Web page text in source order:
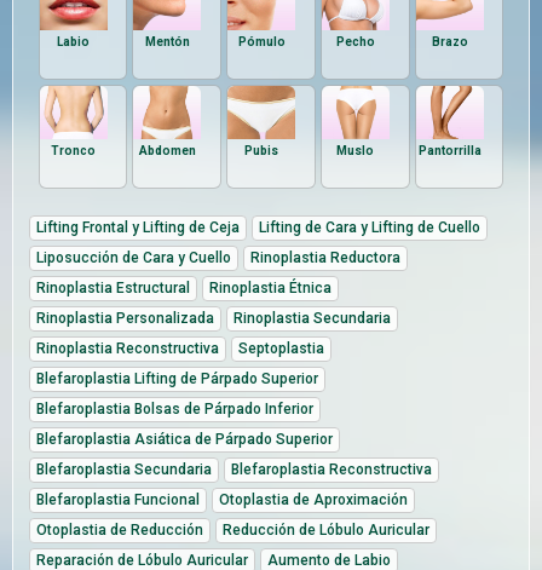
Labio Mentón Pómulo Pecho Brazo
Tronco Abdomen Pubis Muslo Pantorrilla
Lifting Frontal y Lifting de Ceja
Lifting de Cara y Lifting de Cuello
Liposucción de Cara y Cuello
Rinoplastia Reductora
Rinoplastia Estructural
Rinoplastia Étnica
Rinoplastia Personalizada
Rinoplastia Secundaria
Rinoplastia Reconstructiva
Septoplastia
Blefaroplastia Lifting de Párpado Superior
Blefaroplastia Bolsas de Párpado Inferior
Blefaroplastia Asiática de Párpado Superior
Blefaroplastia Secundaria
Blefaroplastia Reconstructiva
Blefaroplastia Funcional
Otoplastia de Aproximación
Otoplastia de Reducción
Reducción de Lóbulo Auricular
Reparación de Lóbulo Auricular
Aumento de Labio